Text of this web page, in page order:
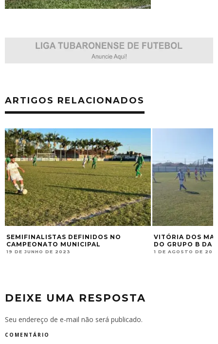
ARTIGOS RELACIONADOS
SEMIFINALISTAS DEFINIDOS NO
CAMPEONATO MUNICIPAL
19 DE JUNHO DE 2023
VITÓRIA DOS
DO GRUPO B DA
1 DE AGOSTO DE
DEIXE UMA RESPOSTA
Seu endereço de e-mail não será publicado.
COMENTÁRIO